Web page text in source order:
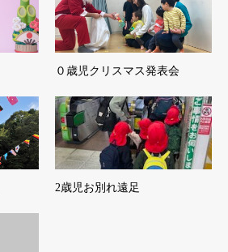
０歳児クリスマス発表会
2歳児お別れ遠足